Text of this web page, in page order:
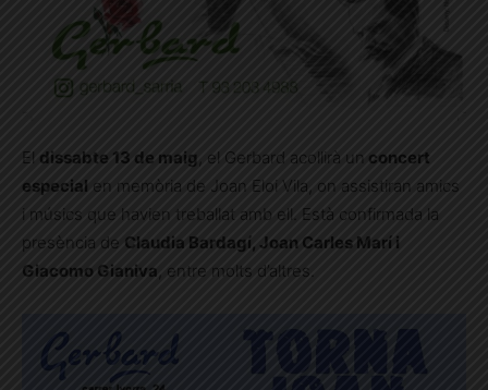
El dissabte 13 de maig, el Gerbard acollirà un concert
especial en memòria de Joan Eloi Vila, on assistiran amics
i músics que havien treballat amb ell. Està confirmada la
presència de Claudia Bardagí, Joan Carles Marí i
Giacomo Gianiva, entre molts d’altres.